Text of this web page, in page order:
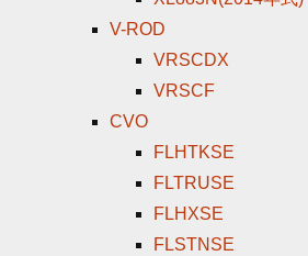
V-ROD
VRSCDX
VRSCF
CVO
FLHTKSE
FLTRUSE
FLHXSE
FLSTNSE